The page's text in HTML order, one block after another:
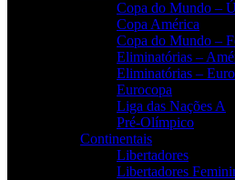
Copa do Mundo –
Copa América
Copa do Mundo –
Eliminatórias –
Eliminatórias –
Eurocopa
Liga das Nações A
Pré-Olímpico
Continentais
Libertadores
Libertadores